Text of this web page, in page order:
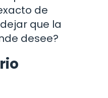
de
que la
desee?